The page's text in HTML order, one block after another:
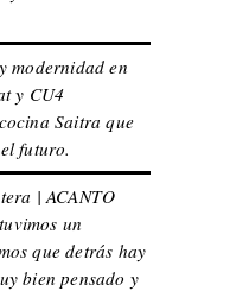
modernidad en
y CU4
Saitra que
futuro.
| ACANTO
un
que detrás hay
bien pensado y